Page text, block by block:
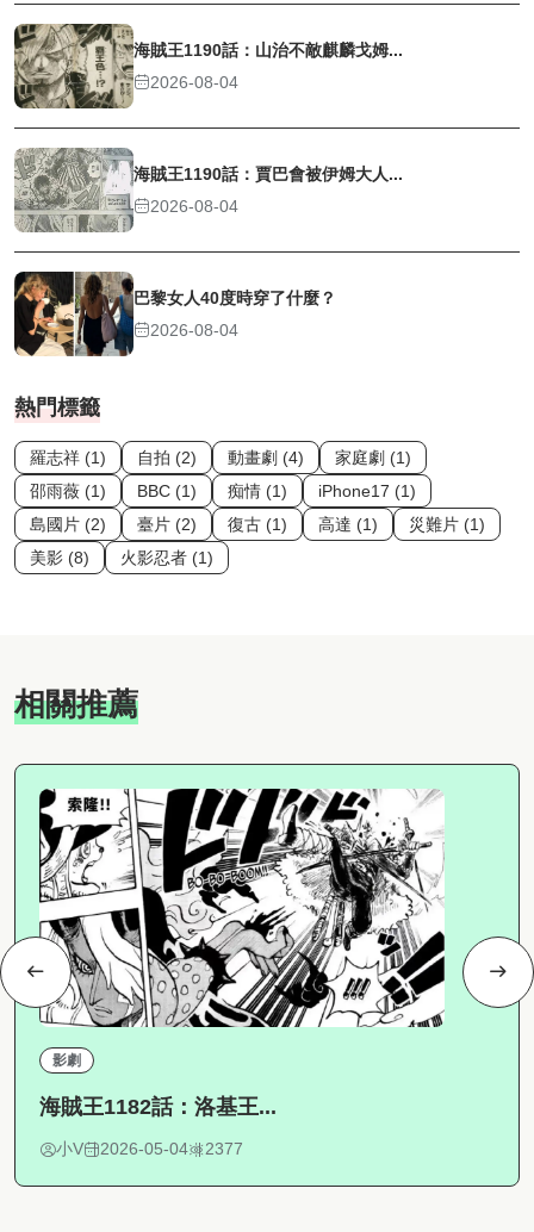
海賊王1190話：山治不敵麒麟戈姆...
2026-08-04
海賊王1190話：賈巴會被伊姆大人...
2026-08-04
巴黎女人40度時穿了什麼？
2026-08-04
熱門標籤
羅志祥 (1) 自拍 (2) 動畫劇 (4)
家庭劇 (1)
邵雨薇 (1)
BBC (1) 痴情 (1)
iPhone17 (1)
島國片 (2)
臺片 (2) 復古 (1) 高達 (1)
災難片 (1)
美影 (8)
火影忍者 (1)
相關推薦
影劇
海賊王1182話：洛基王...
小V 2026-05-04 2377